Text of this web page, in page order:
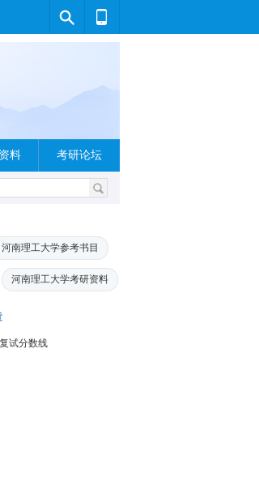
料 考研论坛
河南理工大学参考书目
河南理工大学考研资料
试分数线